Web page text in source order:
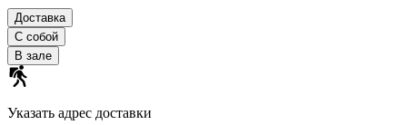
Доставка
С собой
В зале
Указать адрес доставки